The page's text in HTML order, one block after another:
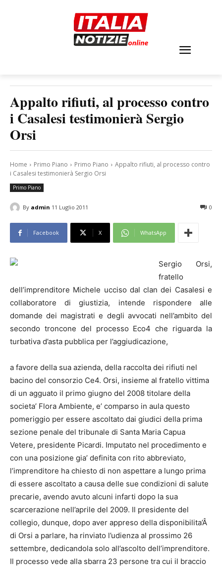
Appalto rifiuti, al processo contro
i Casalesi testimonierà Sergio
Orsi
Home Primo Piano Primo Piano
Appalto rifiuti, al processo contro
i Casalesi testimonierà Sergio Orsi
Primo Piano
By admin 11 Luglio 2011 0
Facebook X WhatsApp
Sergio Orsi,
fratello
dell’imprenditore Michele ucciso dal clan dei Casalesi e
collaboratore di giustizia, intende rispondere alle
domande dei magistrati e degli avvocati nell’ambito del
secondo troncone del processo Eco4 che riguarda la
turbativa d’asta pubblica per l’aggiudicazione,
a favore della sua azienda, della raccolta dei rifiuti nel
bacino del consorzio Ce4. Orsi, insieme al fratello vittima
di un agguato il primo giugno del 2008 titolare della
societa’ Flora Ambiente, e’ comparso in aula questo
pomeriggio per essere ascoltato dai giudici della prima
sezione penale del tribunale di Santa Maria Capua
Vetere, presidente Picardi. Imputato nel procedimento e
con una posizione gia’ definita con rito abbreviato,
l’imprenditore ha chiesto di non aspettare a lungo prima
di essere ascoltato a causa delle sue condizioni di salute
precarie, avendo avuto alcuni infarti dopo la sua
scarcerazione nell’aprile del 2009. Il presidente del
collegio, dunque, dopo aver appreso della disponibilita’Â
di Orsi a parlare, ha rinviato l’udienza al prossimo 26
settembre, dedicandola solo all’ascolto dell’imprenditore.
Il processo vede alla sbarra 23 persone tra cui il braccio